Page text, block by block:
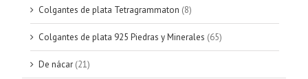
Colgantes de plata Tetragrammaton (8)
Colgantes de plata 925 Piedras y Minerales (65)
De nácar (21)